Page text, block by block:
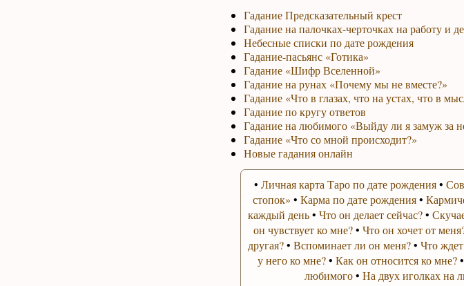
Гадание Предсказательный крест
Гадание на палочках-черточках на работу и
Небесные списки по дате рождения
Гадание-пасьянс «Готика»
Гадание «Шифр Вселенной»
Гадание на рунах «Почему мы не вместе?»
Гадание «Что в глазах, что на устах, что в
Гадание по кругу ответов
Гадание на любимого «Выйду ли я замуж за
Гадание «Что со мной происходит?»
Новые гадания онлайн
• Личная карта Таро по дате рождения•
стопок» • Карма по дате рождения•
каждый день• Что он делает сейчас?•
он чувствует ко мне?• Что он хочет от
другая?• Вспоминает ли он меня?• Что
у него ко мне?• Как он относится ко мне?•
любимого• На двух иголках на